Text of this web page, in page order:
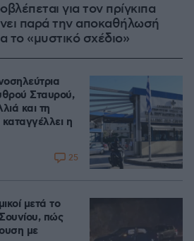
για τον πρίγκιπα
παρά την αποκαθήλωσή
το «μυστικό σχέδιο»
Σταυρού,
και τη
η
25
μετά το
πώς
με